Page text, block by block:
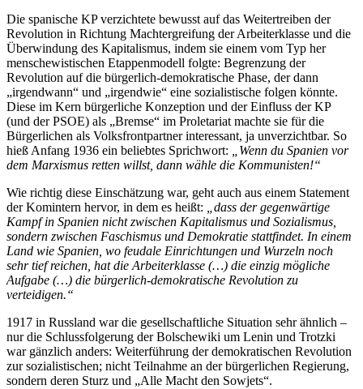
Die spanische KP verzichtete bewusst auf das Weitertreiben der
Revolution in Richtung Machtergreifung der Arbeiterklasse und die
Überwindung des Kapitalismus, indem sie einem vom Typ her
menschewistischen Etappenmodell folgte: Begrenzung der
Revolution auf die bürgerlich-demokratische Phase, der dann
„irgendwann“ und „irgendwie“ eine sozialistische folgen könnte.
Diese im Kern bürgerliche Konzeption und der Einfluss der KP
(und der PSOE) als „Bremse“ im Proletariat machte sie für die
Bürgerlichen als Volksfrontpartner interessant, ja unverzichtbar. So
hieß Anfang 1936 ein beliebtes Sprichwort:
„Wenn du Spanien vor
dem Marxismus retten willst, dann wähle die Kommunisten!“
Wie richtig diese Einschätzung war, geht auch aus einem Statement
der Komintern hervor, in dem es heißt:
„dass der gegenwärtige
Kampf in Spanien nicht zwischen Kapitalismus und Sozialismus,
sondern zwischen Faschismus und Demokratie stattfindet. In einem
Land wie Spanien, wo feudale Einrichtungen und Wurzeln noch
sehr tief reichen, hat die Arbeiterklasse (…) die einzig mögliche
Aufgabe (…) die bürgerlich-demokratische Revolution zu
verteidigen.“
1917 in Russland war die gesellschaftliche Situation sehr ähnlich –
nur die Schlussfolgerung der Bolschewiki um Lenin und Trotzki
war gänzlich anders: Weiterführung der demokratischen Revolution
zur sozialistischen; nicht Teilnahme an der bürgerlichen Regierung,
sondern deren Sturz und „Alle Macht den Sowjets“.